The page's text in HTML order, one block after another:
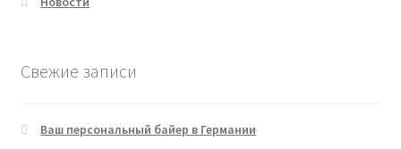
Свежие записи
Ваш персональный байер в Германии